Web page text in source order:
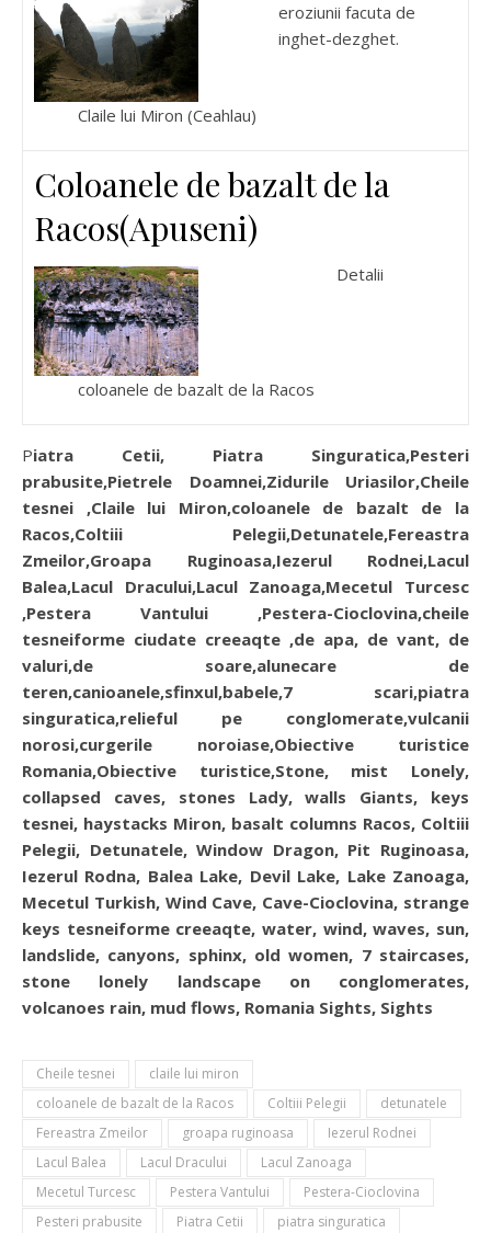
Claile lui Miron (Ceahlau)
eroziunii facuta de
inghet-dezghet.
Coloanele de bazalt de la
Racos(Apuseni)
coloanele de bazalt de la Racos
Detalii
Piatra Cetii, Piatra Singuratica,Pesteri
prabusite,Pietrele Doamnei,Zidurile Uriasilor,Cheile
tesnei ,Claile lui Miron,coloanele de bazalt de la
Racos,Coltiii Pelegii,Detunatele,Fereastra
Zmeilor,Groapa Ruginoasa,Iezerul Rodnei,Lacul
Balea,Lacul Dracului,Lacul Zanoaga,Mecetul Turcesc
,Pestera Vantului ,Pestera-Cioclovina,cheile
tesneiforme ciudate creeaqte ,de apa, de vant, de
valuri,de soare,alunecare de
teren,canioanele,sfinxul,babele,7 scari,piatra
singuratica,relieful pe conglomerate,vulcanii
norosi,curgerile noroiase,Obiective turistice
Romania,Obiective turistice,Stone, mist Lonely,
collapsed caves, stones Lady, walls Giants, keys
tesnei, haystacks Miron, basalt columns Racos, Coltiii
Pelegii, Detunatele, Window Dragon, Pit Ruginoasa,
Iezerul Rodna, Balea Lake, Devil Lake, Lake Zanoaga,
Mecetul Turkish, Wind Cave, Cave-Cioclovina, strange
keys tesneiforme creeaqte, water, wind, waves, sun,
landslide, canyons, sphinx, old women, 7 staircases,
stone lonely landscape on conglomerates,
volcanoes rain, mud flows, Romania Sights, Sights
Cheile tesnei
claile lui miron
coloanele de bazalt de la Racos
Coltiii Pelegii
detunatele
Fereastra Zmeilor
groapa ruginoasa
Iezerul Rodnei
Lacul Balea
Lacul Dracului
Lacul Zanoaga
Mecetul Turcesc
Pestera Vantului
Pestera-Cioclovina
Pesteri prabusite
Piatra Cetii
piatra singuratica